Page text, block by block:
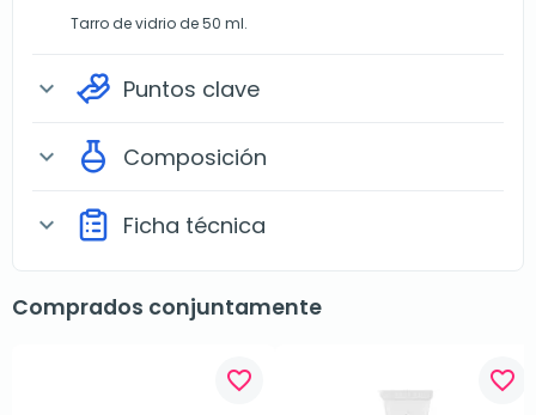
Tarro de vidrio de 50 ml.
expand_more Puntos clave
expand_more Composición
expand_more Ficha técnica
Comprados conjuntamente
favorite_border favorite_border